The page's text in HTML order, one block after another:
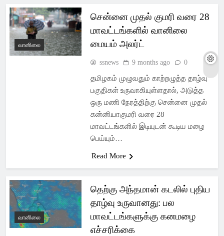
வானிலை
சென்னை முதல் குமரி வரை 28
மாவட்டங்களில் வானிலை
மையம் அலர்ட்
ssnews 9 months ago 0
தமிழகம் முழுவதும் காற்றழுத்த தாழ்வு
பகுதிகள் உருவாகியுள்ளதால், அடுத்த
ஒரு மணி நேரத்திற்கு சென்னை முதல்
கன்னியாகுமரி வரை 28
மாவட்டங்களில் இடியுடன் கூடிய மழை
பெய்யும்…
Read More
வானிலை
தெற்கு அந்தமான் கடலில் புதிய
தாழ்வு உருவானது: பல
மாவட்டங்களுக்கு கனமழை
எச்சரிக்கை